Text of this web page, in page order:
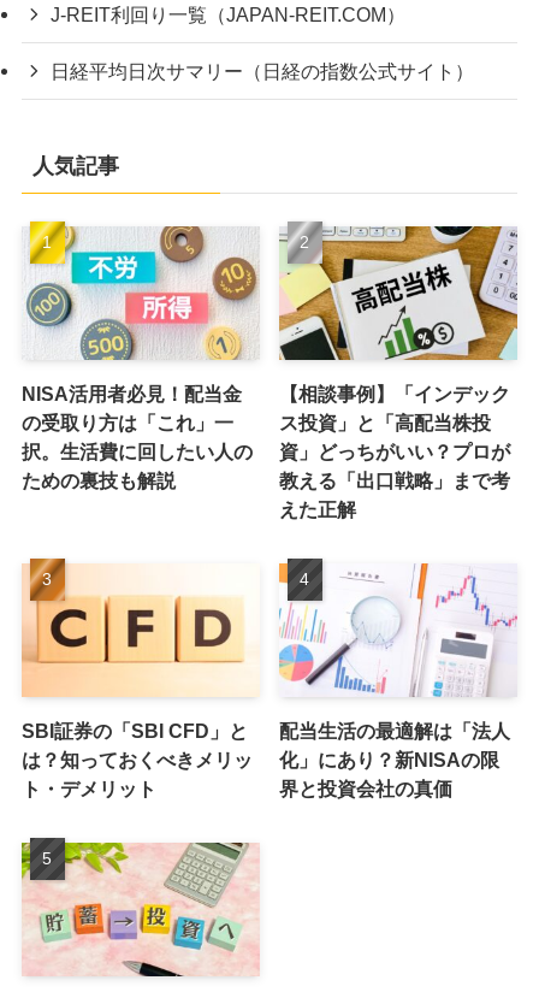
J-REIT利回り一覧（JAPAN-REIT.COM）
日経平均日次サマリー（日経の指数公式サイト）
人気記事
NISA活用者必見！配当金
の受取り方は「これ」一
択。生活費に回したい人の
ための裏技も解説
【相談事例】「インデック
ス投資」と「高配当株投
資」どっちがいい？プロが
教える「出口戦略」まで考
えた正解
SBI証券の「SBI CFD」と
は？知っておくべきメリッ
ト・デメリット
配当生活の最適解は「法人
化」にあり？新NISAの限
界と投資会社の真価